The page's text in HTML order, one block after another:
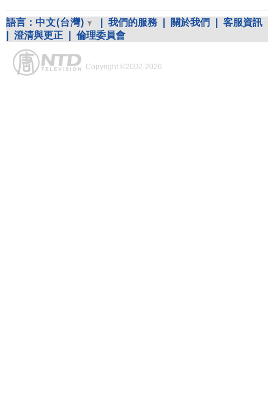
語言： 中文(台灣) 我們的服務 關於我們
客服資訊
澄清與更正 倫理委員會
Copyright ©2002-2026